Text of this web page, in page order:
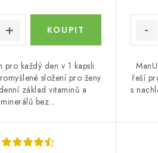
pro každý den v 1 kapsli.
složení pro ženy
základ vitaminů a
minerálů bez...
řeší
s